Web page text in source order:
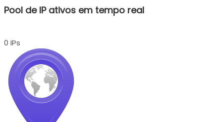
Pool de IP ativos em tempo real
0 IPs